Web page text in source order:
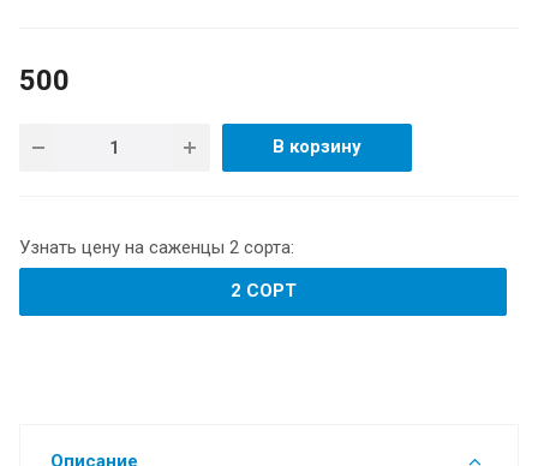
500
В корзину
Узнать цену на саженцы 2 сорта:
2 СОРТ
Описание